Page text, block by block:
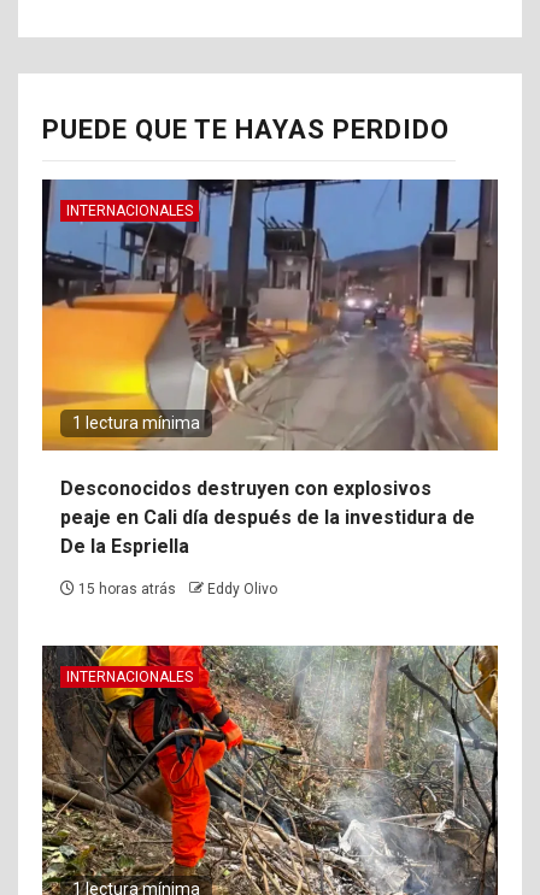
PUEDE QUE TE HAYAS PERDIDO
INTERNACIONALES
1 lectura mínima
Desconocidos destruyen con explosivos
peaje en Cali día después de la investidura de
De la Espriella
15 horas atrás Eddy Olivo
INTERNACIONALES
1 lectura mínima